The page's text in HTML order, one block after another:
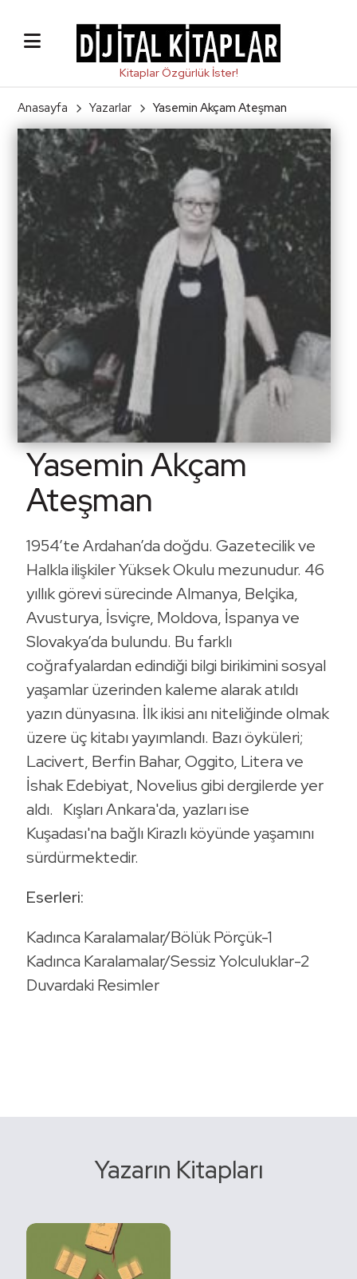
Anasayfa Yazarlar Yasemin Akçam Ateşman
Yasemin Akçam
Ateşman
1954’te Ardahan’da doğdu. Gazetecilik ve
Halkla ilişkiler Yüksek Okulu mezunudur. 46
yıllık görevi sürecinde Almanya, Belçika,
Avusturya, İsviçre, Moldova, İspanya ve
Slovakya’da bulundu. Bu farklı
coğrafyalardan edindiği bilgi birikimini sosyal
yaşamlar üzerinden kaleme alarak atıldı
yazın dünyasına. İlk ikisi anı niteliğinde olmak
üzere üç kitabı yayımlandı. Bazı öyküleri;
Lacivert, Berfin Bahar, Oggito, Litera ve
İshak Edebiyat, Novelius gibi dergilerde yer
aldı. Kışları Ankara'da, yazları ise
Kuşadası'na bağlı Kirazlı köyünde yaşamını
sürdürmektedir.
Eserleri:
Kadınca Karalamalar/Bölük Pörçük-1
Kadınca Karalamalar/Sessiz Yolculuklar-2
Duvardaki Resimler
Yazarın Kitapları